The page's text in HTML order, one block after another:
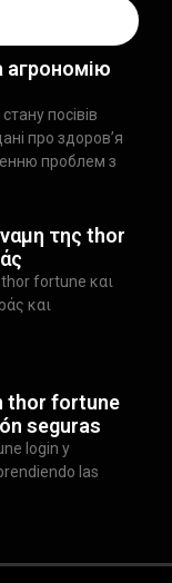
агрономію
посівів
про здоров’я
проблем з
της thor
thor fortune και
και
thor fortune
seguras
login y
las